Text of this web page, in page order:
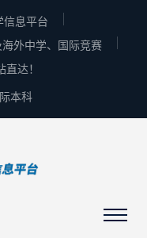
信息平台
外中学、国际竞赛
达！
本科